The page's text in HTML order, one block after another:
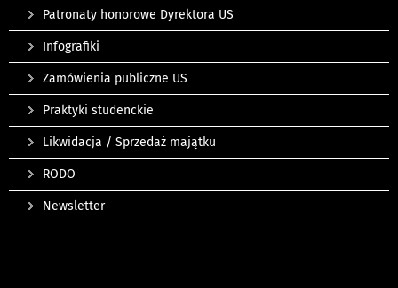
Patronaty honorowe Dyrektora US
Infografiki
Zamówienia publiczne US
Praktyki studenckie
Likwidacja / Sprzedaż majątku
RODO
Newsletter